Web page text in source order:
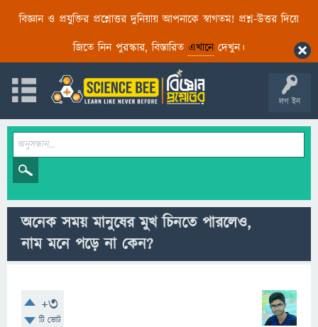
বিজ্ঞান ও প্রযুক্তির প্রশ্নোত্তর দুনিয়ায় আপনাকে স্বাগতম! প্রশ্ন-উত্তর দিয়ে
জিতে নিন পুরস্কার, বিস্তারিত এখানেদেখুন।
লগ ইন
অনেক সময় মানুষের মুখ চিনতে পারলেও,
নাম মনে পড়ে না কেন?
+3
টি ভোট